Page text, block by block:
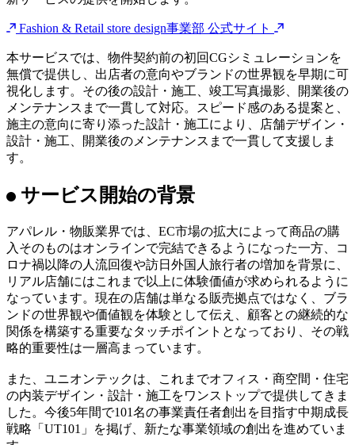
「Build a new standard.」をミッションに掲げ、オフィス・商
空間・住宅の内装デザイン・設計・施工をワンストップで提
供するユニオンテック株式会社（東京都渋谷区、代表取締役
社長：大川祐介）は、2026年6月1日より、アパレル・物販店
舗に特化した「Fashion & Retail store design事業部」を新設
し、アパレル・物販店舗の出店検討段階から店舗デザイン・
設計・施工・開業後のメンテナンスまでを一貫して支援する
新サービスの提供を開始します。
Fashion & Retail store design事業部 公式サイト
本サービスでは、物件契約前の初回CGシミュレーションを
視化します。その後の設計・施工、竣工写真撮影、開業後の
メンテナンスまで一貫して対応。スピード感のある提案と、
施主の意向に寄り添った設計・施工により、店舗デザイン・
設計・施工、開業後のメンテナンスまで一貫して支援しま
す。
サービス開始の背景
アパレル・物販業界では、EC市場の拡大によって商品の購
入そのものはオンラインで完結できるようになった一方、コ
ロナ禍以降の人流回復や訪日外国人旅行者の増加を背景に、
リアル店舗にはこれまで以上に体験価値が求められるように
なっています。現在の店舗は単なる販売拠点ではなく、ブラ